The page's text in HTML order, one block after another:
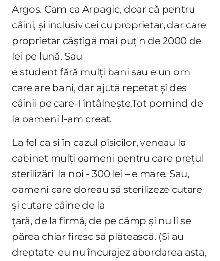
Argos. Cam ca Arpagic, doar că pentru
câini, și inclusiv cei cu proprietar, dar care
proprietar câștigă mai puțin de 2000 de
lei pe lună. Sau
e student fără mulți bani sau e un om
care are bani, dar ajută repetat și des
câinii pe care-I întâlnește.Tot pornind de
la oameni l-am creat.
La fel ca și în cazul pisicilor, veneau la
cabinet mulți oameni pentru care prețul
sterilizării la noi - 300 lei – e mare. Sau,
oameni care doreau să sterilizeze cutare
și cutare câine de la
țară, de la firmă, de pe câmp și nu li se
părea chiar firesc să plătească. (Și au
dreptate, eu nu încurajez abordarea asta,